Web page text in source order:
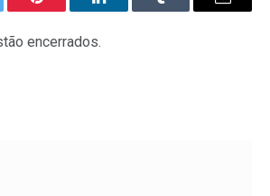
Pinterest LinkedInTumblr
E-
encerrados.